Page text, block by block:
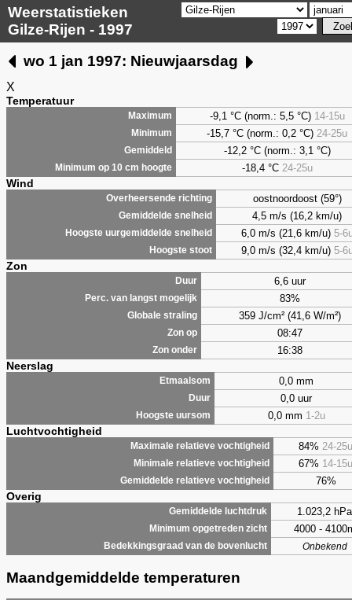
Weerstatistieken
Gilze-Rijen - 1997
wo 1 jan 1997: Nieuwjaarsdag
X
Temperatuur
Maximum -9,1 °C (norm.: 5,5 °C) 14-15u
Minimum -15,7 °C (norm.: 0,2 °C) 24-25u
Gemiddeld -12,2 °C (norm.: 3,1 °C)
Minimum op 10 cm hoogte -18,4 °C 24-25u
Wind
Overheersende richting oostnoordoost (59°)
Gemiddelde snelheid 4,5 m/s (16,2 km/u)
Hoogste uurgemiddelde snelheid 6,0 m/s (21,6 km/u) 5-
Hoogste stoot 9,0 m/s (32,4 km/u) 5-
Zon
Duur 6,6 uur
Perc. van langst mogelijk 83%
Globale straling 359 J/cm² (41,6 W/m²)
Zon op 08:47
Zon onder 16:38
Neerslag
Etmaalsom 0,0 mm
Duur 0,0 uur
Hoogste uursom 0,0 mm 1-2u
Luchtvochtigheid
Maximale relatieve vochtigheid 84% 24-25u
Minimale relatieve vochtigheid 67% 14-15u
Gemiddelde relatieve vochtigheid 76%
Overig
Gemiddelde luchtdruk 1.023,2 hPa
Minimum opgetreden zicht 4000 -
Bedekkingsgraad van de bovenlucht Onbekend
Maandgemiddelde temperaturen